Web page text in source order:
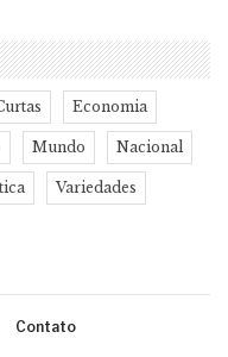
Economia
Mundo Nacional
Variedades
Contato